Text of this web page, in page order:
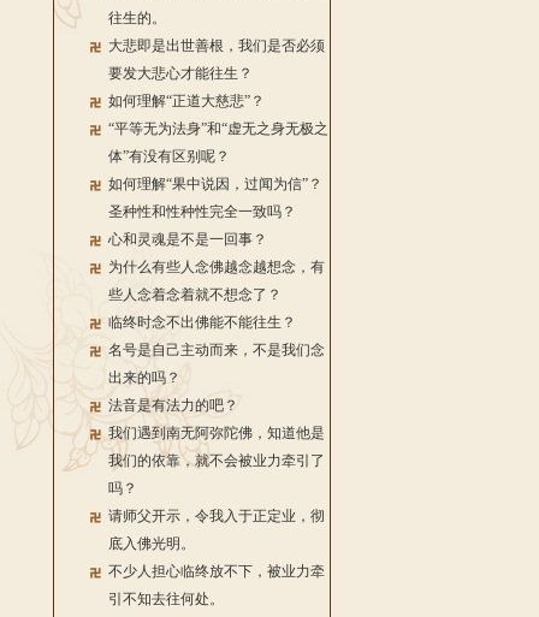
往生的。
大悲即是出世善根，我们是否必须
要发大悲心才能往生？
如何理解“正道大慈悲”？
“平等无为法身”和“虚无之身无极之
体”有没有区别呢？
如何理解“果中说因，过闻为信”？
圣种性和性种性完全一致吗？
心和灵魂是不是一回事？
为什么有些人念佛越念越想念，有
些人念着念着就不想念了？
临终时念不出佛能不能往生？
名号是自己主动而来，不是我们念
出来的吗？
法音是有法力的吧？
我们遇到南无阿弥陀佛，知道他是
我们的依靠，就不会被业力牵引了
吗？
请师父开示，令我入于正定业，彻
底入佛光明。
不少人担心临终放不下，被业力牵
引不知去往何处。